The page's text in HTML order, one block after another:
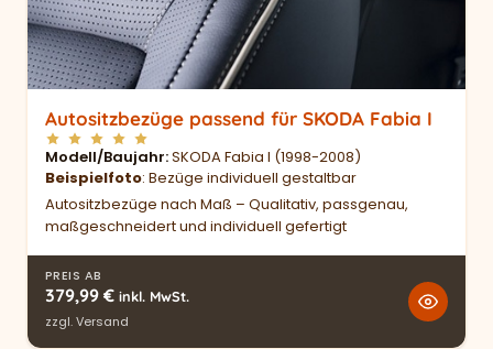
Autositzbezüge passend für SKODA Fabia I
Modell/Baujahr SKODA Fabia I (1998-2008)
Beispielfoto: Bezüge individuell gestaltbar
Autositzbezüge nach Maß – Qualitativ, passgenau,
maßgeschneidert und individuell gefertigt
PREIS AB
379,99 € inkl. MwSt.
zzgl.Versand